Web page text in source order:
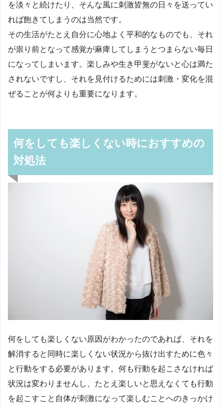
を淡々と続けたり、そんな風に刺激皆無の日々を送ってい
れば飽きてしまうのは当然です。
その生活がたとえ自分に心地よく平和的なものでも、それ
が祟り前となって感覚が麻痺してしまうとつまらない毎日
になってしまいます。楽しみや生き甲斐がないと心は満た
されないですし、それを見付けるためには刺激・変化を混
ぜることが何よりも重要になります。
何をしても楽しくない時におすすめの
対処法
何をしても楽しくない原因がわかったのであれば、それを
解消すると同時に楽しくない状況から抜け出すために色々
と行動をする必要があります。何も行動を起こさなければ
状況は変わりませんし、たとえ楽しいと思えなくても行動
を起こすこと自体が刺激になって楽しむことへのきっかけ